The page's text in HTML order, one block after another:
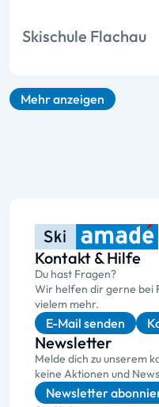
Skischule Flachau
Mehr anzeigen
Kontakt & Hilfe
Du hast Fragen?
Wir helfen dir gerne bei
vielem mehr.
E-Mail senden
Newsletter
Melde dich zu unserem
keine Aktionen und
Newsletter